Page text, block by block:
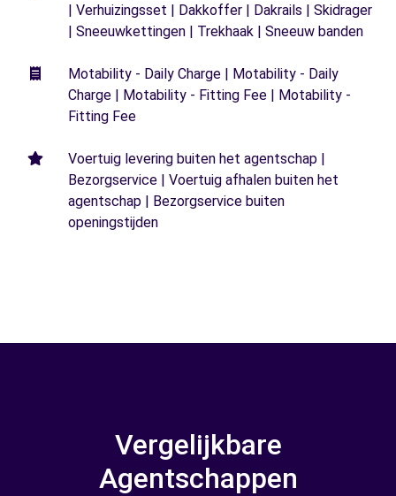
| Verhuizingsset | Dakkoffer | Dakrails | Skidrager
| Sneeuwkettingen | Trekhaak | Sneeuw banden
Motability - Daily Charge | Motability - Daily
Charge | Motability - Fitting Fee | Motability -
Fitting Fee
Voertuig levering buiten het agentschap |
Bezorgservice | Voertuig afhalen buiten het
agentschap | Bezorgservice buiten
openingstijden
Vergelijkbare
Agentschappen